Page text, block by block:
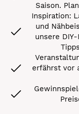
Saison.
Inspiration:
und
unsere
erfährst vor